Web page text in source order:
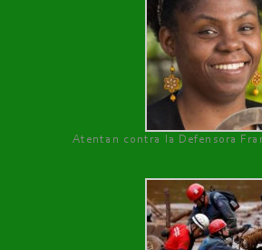
Atentan contra la Defensora